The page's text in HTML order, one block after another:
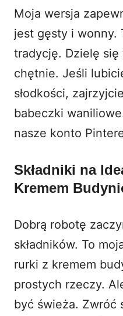
Moja wersja
jest gęsty i wonny.
tradycję. Dzielę się
chętnie. Jeśli
słodkości,
babeczki waniliowe
nasze konto
Składniki na
Kremem
Dobrą robotę
składników. To
rurki z kremem
prostych rzeczy.
być świeża. Zwróć